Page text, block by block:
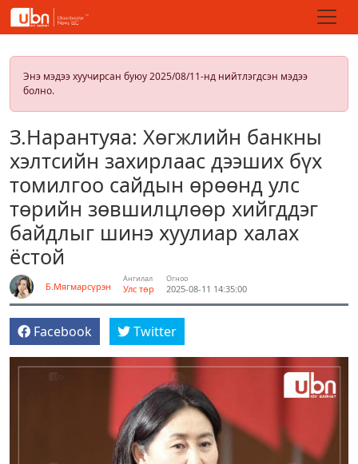
Энэ мэдээ хуучирсан буюу 2025/08/11-нд нийтлэгдсэн мэдээ
болно.
З.Нарантуяа: Хөгжлийн банкны
хэлтсийн захирлаас дээших бүх
томилгоо сайдын өрөөнд улс
төрийн зөвшилцлөөр хийгддэг
байдлыг шинэ хуулиар халах
ёстой
Б.Мягмарсүрэн
Ангилал
Улс төр
Огноо
2025-08-11 14:35:00
Facebook Twitter